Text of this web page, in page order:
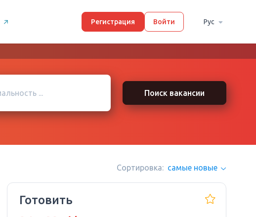
Регистрация Войти Рус
Поиск вакансии
Сортировка: самые новые
Готовить